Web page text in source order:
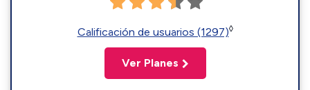
Calificación de usuarios (1297)◊
Ver Planes